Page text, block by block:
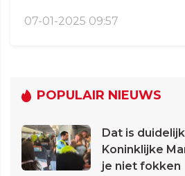
07-01-2025 09:57
POPULAIR NIEUWS
Dat is
Koninklijke
je niet fokken